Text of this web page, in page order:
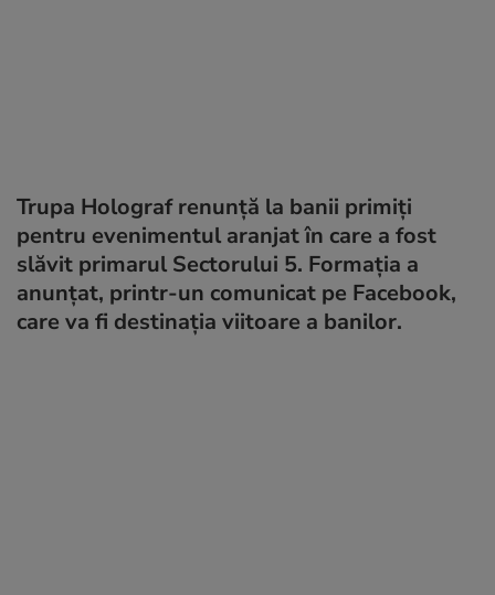
Trupa Holograf renunță la banii primiţi
pentru evenimentul aranjat în care a fost
slăvit primarul Sectorului 5. Formația a
anunțat, printr-un comunicat pe Facebook,
care va fi destinația viitoare a banilor.